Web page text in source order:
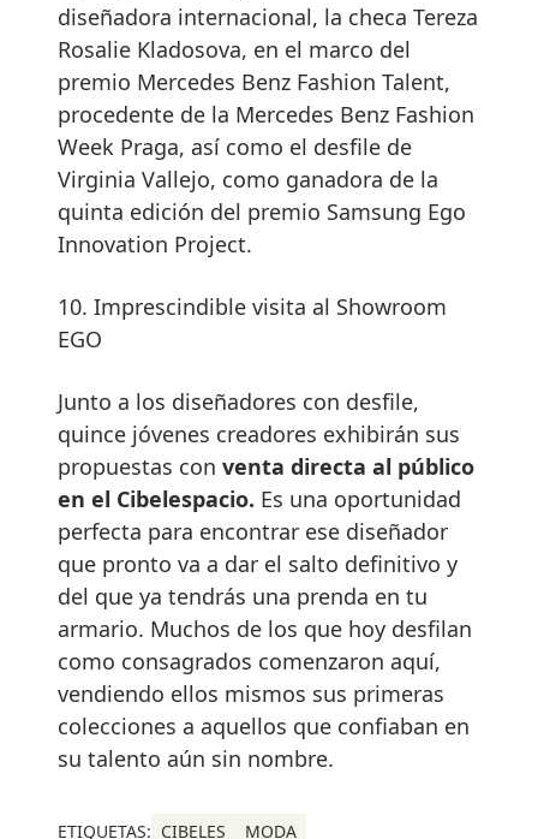
diseñadora internacional, la checa Tereza
Rosalie Kladosova, en el marco del
premio Mercedes Benz Fashion Talent,
procedente de la Mercedes Benz Fashion
Week Praga, así como el desfile de
Virginia Vallejo, como ganadora de la
quinta edición del premio Samsung Ego
Innovation Project.
10. Imprescindible visita al Showroom
EGO
Junto a los diseñadores con desfile,
quince jóvenes creadores exhibirán sus
propuestas con venta directa al público
en el Cibelespacio. Es una oportunidad
perfecta para encontrar ese diseñador
que pronto va a dar el salto definitivo y
del que ya tendrás una prenda en tu
armario. Muchos de los que hoy desfilan
como consagrados comenzaron aquí,
vendiendo ellos mismos sus primeras
colecciones a aquellos que confiaban en
su talento aún sin nombre.
ETIQUETAS: CIBELES MODA